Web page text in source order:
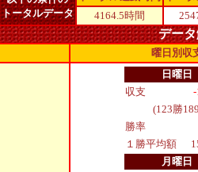
トータルデータ
4164.5時間
デー
曜日別収
日曜日
収支
(123勝
勝率
１勝平均額
月曜日